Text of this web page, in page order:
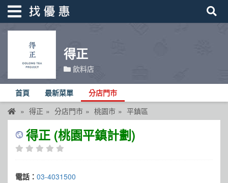
得正
飲料店
首頁 最新菜單 分店門市
得正 分店門市 桃園市 平鎮區
得正 (桃園平鎮計劃)
電話： 03-4031500
找優惠
優惠活動
折價卷
線上DM
品牌總覽